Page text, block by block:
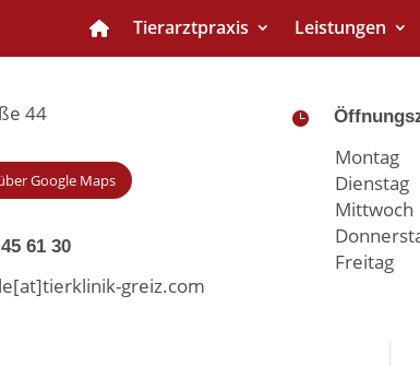
Tierarztpraxis Leistungen
44
Google Maps
61 30
greiz.com

Montag
Dienstag
Mittwoch
Freitag